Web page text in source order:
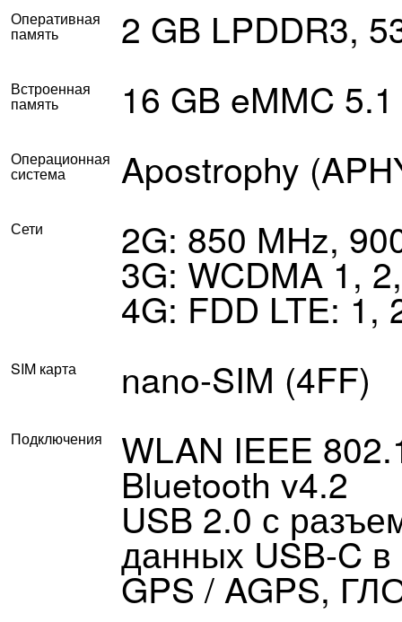
Оперативная
память 2 GB LPDDR3,
Встроенная
память 16 GB eMMC 5.1
Операционная
система Apostrophy
Сети 2G: 850 MHz,
3G: WCDMA 1,
4G: FDD LTE: 1,
SIM карта nano-SIM (4FF)
Подключения WLAN IEEE
Bluetooth v4.2
USB 2.0 с
данных USB-C в
GPS / AGPS,